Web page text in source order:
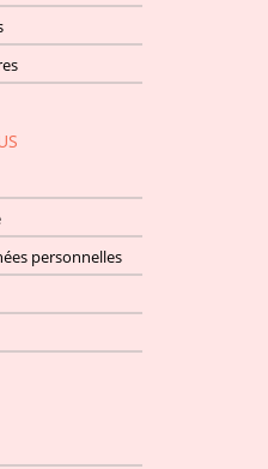
personnelles